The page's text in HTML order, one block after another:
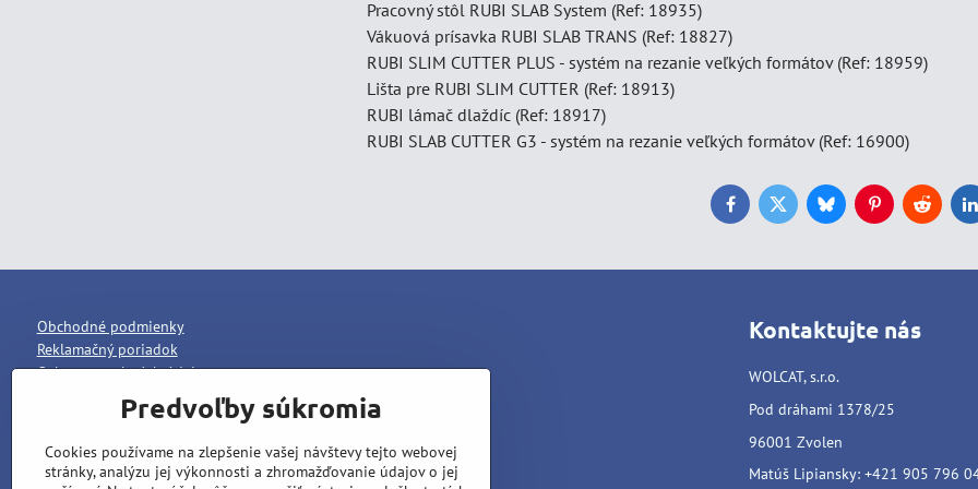
Pracovný stôl RUBI SLAB System (Ref: 18935)
Vákuová prísavka RUBI SLAB TRANS (Ref: 18827)
RUBI SLIM CUTTER PLUS - systém na rezanie veľkých formátov (Ref: 18959)
Lišta pre RUBI SLIM CUTTER (Ref: 18913)
RUBI lámač dlaždíc (Ref: 18917)
RUBI SLAB CUTTER G3 - systém na rezanie veľkých formátov (Ref: 16900)
FacebookTwitterBlueskyPinterestReddit
Obchodné podmienky
Reklamačný poriadok
Ochrana osobných údajov
Kontaktujte nás
WOLCAT, s.r.o.
Pod dráhami 1378/25
96001 Zvolen
Matúš Lipiansky: +421 905 796
Predvoľby súkromia
Cookies používame na zlepšenie vašej návštevy tejto webovej
stránky, analýzu jej výkonnosti a zhromažďovanie údajov o jej